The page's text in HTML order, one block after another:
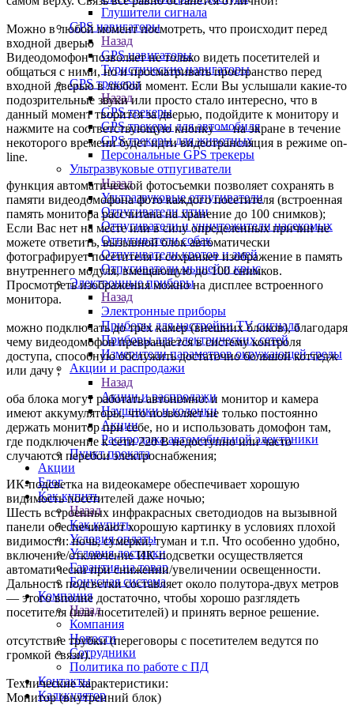
Глушители сигнала
GPS навигаторы
Назад
GPS навигаторы
Туристические навигаторы
GPS трекеры
Назад
GPS трекеры
GPS трекеры для автомобиля
GPS трекеры для животных
Персональные GPS трекеры
Ультразвуковые отпугиватели
Назад
Ультразвуковые отпугиватели
Отпугиватели птиц
Отпугиватели и уничтожители насекомых
Отпугиватели собак
Отпугиватели кротов и змей
Отпугиватели мышей и крыс
Электронные приборы
Назад
Электронные приборы
Приборы для настройки TV сигнала
Приборы для электрических сетей
Измерители параметров окружающей среды
Акции и распродажи
Назад
Акции и распродажи
Наушники и колонки
Акции
Распродажа автомобильной электрники
Пункт проката
Акции
Блог
Как купить
Назад
Как купить
Условия оплаты
Условия доставки
Гарантия на товар
Бонусная система
Компания
Назад
Компания
Новости
Сотрудники
Политика по работе с ПД
Контакты
Калькулятор
Можно в любой момент посмотреть, что происходит перед
входной дверью
Видеодомофон позволяет не только видеть посетителей и
общаться с ними, но и просматривать пространство перед
входной дверью в любой момент. Если Вы услышали какие-то
подозрительные звуки или просто стало интересно, что в
данный момент творится за дверью, подойдите к монитору и
нажмите на соответствующую кнопку — на экране в течение
некоторого времени будет идти видеотрансляция в режиме on-
line.
функция автоматической фотосъемки позволяет сохранять в
памяти видеодомофона фото каждого посетителя (встроенная
память монитора рассчитана на хранение до 100 снимков);
Если Вас нет на месте или в силу определенных причин не
можете ответить, вызывной блок автоматически
фотографирует посетителя и сохраняет изображение в память
внутреннего модуля, вмещающую до 100 снимков.
Просмотреть изображения можно на дисплее встроенного
монитора.
можно подключать до трёх камер (внешних блоков), благодаря
чему видеодомофон превращается в систему контроля
доступа, способную обслужить достаточно большой коттедж
или дачу ;
оба блока могут работать автономно: и монитор и камера
имеют аккумуляторы, что позволяет не только постоянно
держать монитор при себе, но и использовать домофон там,
где подключение к сети 220 В недоступно или часто
случаются перебои электроснабжения;
ИК-подсветка на видеокамере обеспечивает хорошую
видимость посетителей даже ночью;
Шесть встроенных инфракрасных светодиодов на вызывной
панели обеспечивают хорошую картинку в условиях плохой
видимости: ночь, сумерки, туман и т.п. Что особенно удобно,
включение/отключение ИК-подсветки осуществляется
автоматически при снижении/увеличении освещенности.
Дальность подсветки составляет около полутора-двух метров
— этого вполне достаточно, чтобы хорошо разглядеть
посетителя (или посетителей) и принять верное решение.
отсутствие трубки (переговоры с посетителем ведутся по
громкой связи).
Технические характеристики:
Монитор (внутренний блок)